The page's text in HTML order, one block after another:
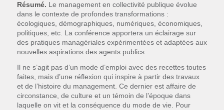
Résumé. Le management en collectivité publique évolue
dans le contexte de profondes transformations :
écologiques, démographiques, numériques, économiques,
politiques, etc. La conférence apportera un éclairage sur
des pratiques managériales expérimentées et adaptées aux
nouvelles aspirations des agents publics.
Il ne s’agit pas d’un mode d’emploi avec des recettes toutes
faites, mais d’une réflexion qui inspire à partir des travaux
et de l’histoire du management. Ce dernier est affaire de
circonstance, de culture et un témoin de l’époque dans
laquelle on vit et la conséquence du mode de vie. Pour